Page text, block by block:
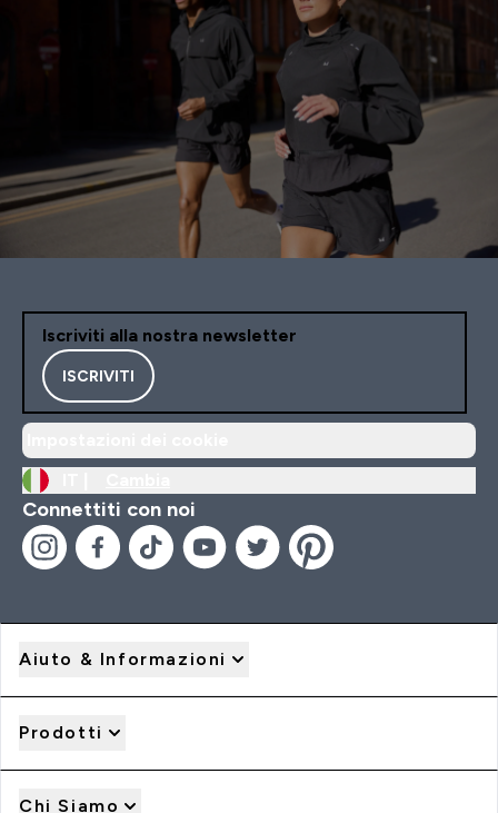
Iscriviti alla nostra newsletter
ISCRIVITI
Connettiti con noi
Aiuto & Informazioni
Prodotti
Chi Siamo